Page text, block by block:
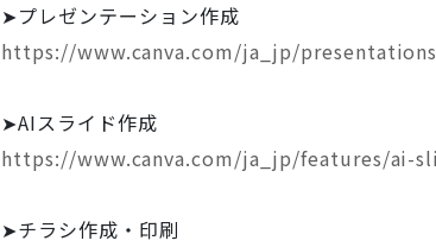
➤プレゼンテーション作成
https://www.canva.com/ja_jp/
➤AIスライド作成
https://www.canva.com/ja_jp/features/ai-
➤チラシ作成・印刷